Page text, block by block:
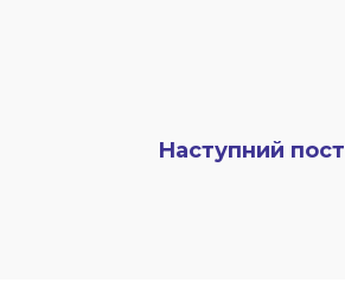
Наступний пост